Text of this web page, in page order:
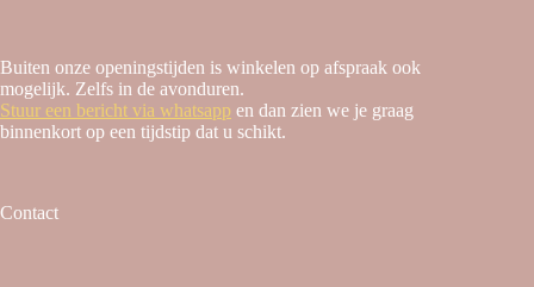
Buiten onze openingstijden is winkelen op afspraak ook
mogelijk. Zelfs in de avonduren.
Stuur een bericht via whatsapp en dan zien we je graag
binnenkort op een tijdstip dat u schikt.
Contact